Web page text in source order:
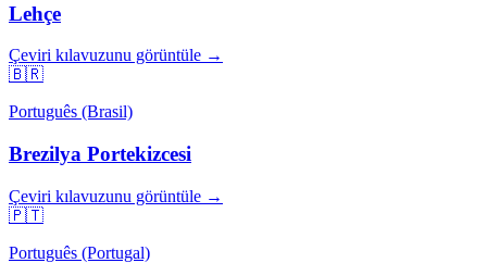
Lehçe
Çeviri kılavuzunu görüntüle →
🇧🇷
Português (Brasil)
Brezilya Portekizcesi
Çeviri kılavuzunu görüntüle →
🇵🇹
Português (Portugal)